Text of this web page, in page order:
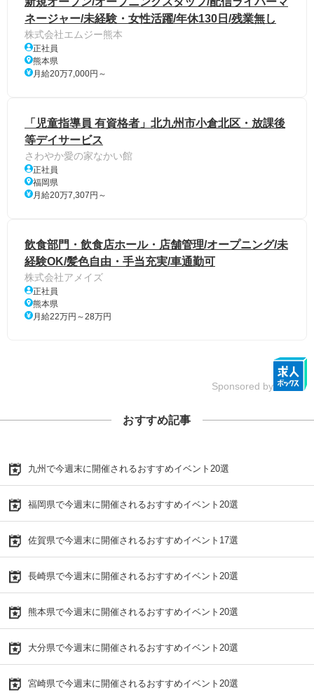
ネージャー/未経験・女性活躍/年休130日/残業無し
株式会社エムジー熊本
正社員
熊本県
月給20万7,000円～
「児童指導員 有資格者」北九州市小倉北区・放課後
等デイサービス
さわやか愛の家なかい館
正社員
福岡県
月給20万7,307円～
飲食部門・飲食店ホール・店舗管理/オープニング/未
経験OK/髪色自由・手当充実/車通勤可
株式会社アメイズ
正社員
熊本県
月給22万円～28万円
Sponsored by
おすすめ記事
九州で今週末に開催されるおすすめイベント20選
福岡県で今週末に開催されるおすすめイベント20選
佐賀県で今週末に開催されるおすすめイベント17選
長崎県で今週末に開催されるおすすめイベント20選
熊本県で今週末に開催されるおすすめイベント20選
大分県で今週末に開催されるおすすめイベント20選
宮崎県で今週末に開催されるおすすめイベント20選